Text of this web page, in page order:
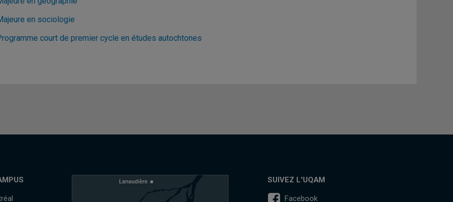
en sociologie
court de premier cycle en études autochtones
SUIVEZ L'UQAM
Facebook